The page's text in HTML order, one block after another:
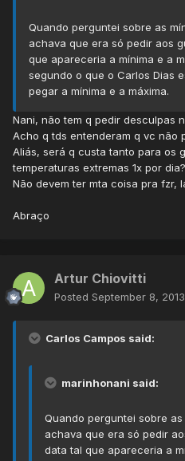
Quando perguntei sobre as
achava que era só pedir aos
que apareceria a mínima e a
segundo o que o Carlos Dias
pegar a mínima e a máxima.
Nani, não tem q pedir desculpas
Acho q tds entenderam q vc não
Aliás, será q custa tanto para os
temperaturas extremas 1x por dia?
Não devem ter mta coisa pra fzr,
Abraço
Artur Chiovitti
Posted September 8,
Carlos Campos said:
marinhonani said:
Quando perguntei sobre
achava que era só pedir
data tal que apareceria a